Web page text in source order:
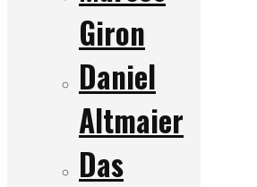
Giron
Daniel
Altmaier
Das